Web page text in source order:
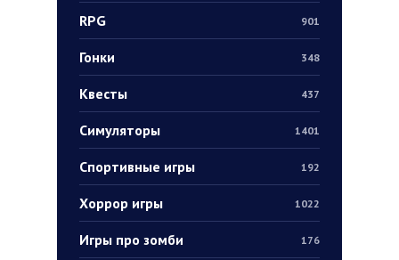
RPG 901
Гонки 348
Квесты 437
Симуляторы 1401
Спортивные игры 192
Хоррор игры 1022
Игры про зомби 176